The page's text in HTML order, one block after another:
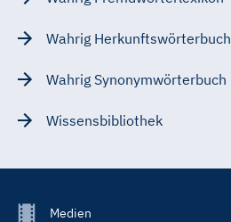
Wahrig Herkunftswörterbuch
Wahrig Synonymwörterbuch
Wissensbibliothek
FooterMedien